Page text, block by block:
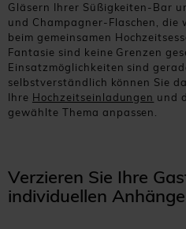
Gläsern Ihrer Süßigkeiten-Bar
und Champagner-Flaschen, die
beim gemeinsamen
Fantasie sind keine Grenzen
Einsatzmöglichkeiten sind
selbstverständlich können Sie
Ihre Hochzeitseinladungen und
gewählte Thema anpassen.
Verzieren Sie Ihre
individuellen